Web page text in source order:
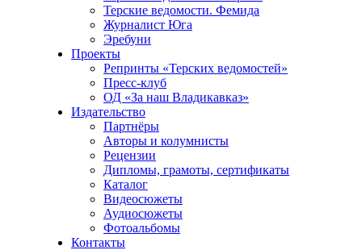
Терские ведомости. Фемида
Журналист Юга
Эребуни
Проекты
Репринты «Терских ведомостей»
Пресс-клуб
ОД «За наш Владикавказ»
Издательство
Партнёры
Авторы и колумнисты
Рецензии
Дипломы, грамоты, сертификаты
Каталог
Видеосюжеты
Аудиосюжеты
Фотоальбомы
Контакты